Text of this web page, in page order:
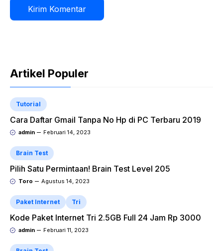
Artikel Populer
Tutorial
Cara Daftar Gmail Tanpa No Hp di PC Terbaru 2019
admin Februari 14, 2023
Brain Test
Pilih Satu Permintaan! Brain Test Level 205
Toro Agustus 14, 2023
Paket Internet Tri
Kode Paket Internet Tri 2.5GB Full 24 Jam Rp 3000
admin Februari 11, 2023